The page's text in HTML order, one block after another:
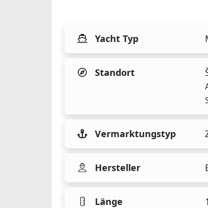
Yacht Typ
Standort
Vermarktungstyp
Hersteller
Länge